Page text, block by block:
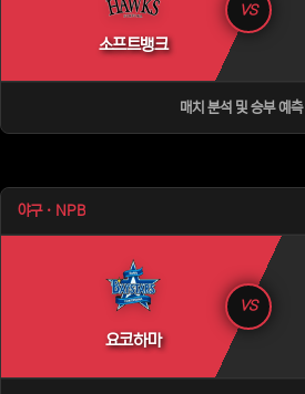
소프트뱅크
VS
매치 분석 및 승부 예측
야구 · NPB
요코하마
VS